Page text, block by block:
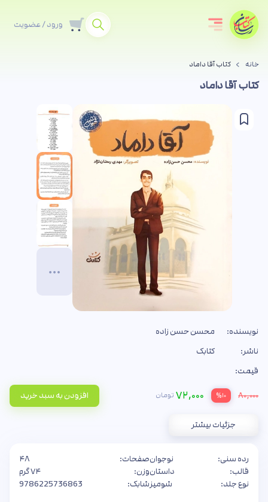
ورود / عضویت
خانه کتاب آقا داماد
کتاب آقا داماد
نویسنده:
محسن حسن زاده
ناشر:
کتابک
قیمت:
۸۰,۰۰۰ %۱۰ ۷۲,۰۰۰ تومان افزودن به سبد خرید
جزئیات بیشتر
رده سنی:
نوجوان
قالب:
داستان
نوع جلد:
شومیز
صفحات:
۴۸
وزن:
۷۴ گرم
شابک:
9786225736863